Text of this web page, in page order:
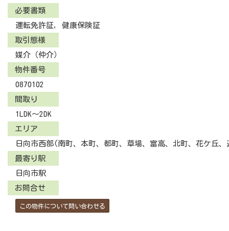
必要書類
運転免許証, 健康保険証
取引態様
媒介（仲介）
物件番号
0870102
間取り
1LDK～2DK
エリア
日向市西部(南町、本町、都町、草場、富高、北町、花ケ丘
最寄り駅
日向市駅
お問合せ
この物件について問い合わせる